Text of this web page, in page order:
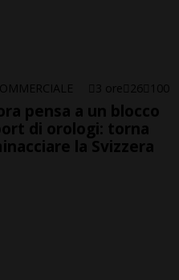
3 ore 26 100
pensa a un blocco
di orologi: torna
la Svizzera